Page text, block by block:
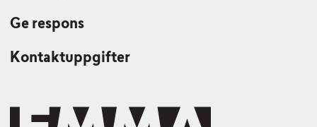
Ge respons
Kontaktuppgifter